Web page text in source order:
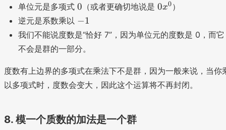
单位元是多项式 0
0 （或者更确切地说是 0
0
0x0）
逆元是系数乘以 -
1
−1
我们不能说度数是“恰好 7”，因为单位元的度数是 0，而它
不会是群的一部分。
度数有上边界的多项式在乘法下不是群，因为一般来说，当你
以多项式时，度数会变大，因此这个运算将不再封闭。
8. 模一个质数的加法是一个群